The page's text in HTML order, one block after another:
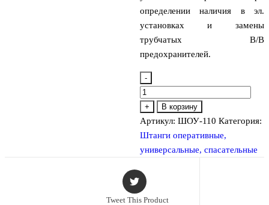
определении наличия в эл.
установках и замены
трубчатых В/В
предохранителей.
-
Количество
товара
ШОУ-110
штанга
изолирующая
+ В корзину
Артикул: ШОУ-110 Категория:
Штанги оперативные,
универсальные, спасательные
Tweet This Product